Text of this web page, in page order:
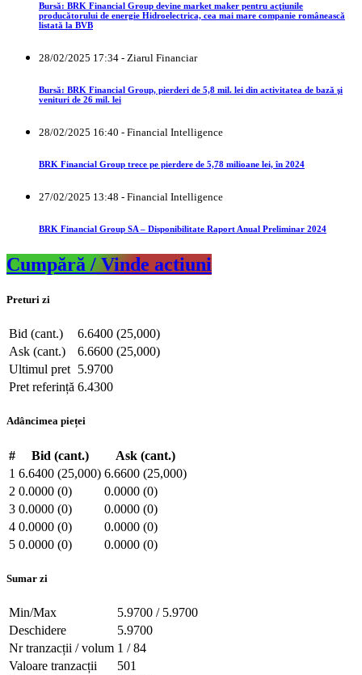
Bursă: BRK Financial Group devine market maker pentru acţiunile
producătorului de energie Hidroelectrica, cea mai mare companie românească
listată la BVB
28/02/2025 17:34 - Ziarul Financiar
Bursă: BRK Financial Group, pierderi de 5,8 mil. lei din activitatea de bază şi
venituri de 26 mil. lei
28/02/2025 16:40 - Financial Intelligence
BRK Financial Group trece pe pierdere de 5,78 milioane lei, în 2024
27/02/2025 13:48 - Financial Intelligence
BRK Financial Group SA – Disponibilitate Raport Anual Preliminar 2024
Cumpără / Vinde actiuni
Preturi zi
Bid (cant.)
6.6400 (25,000)
Ask (cant.)
6.6600 (25,000)
Ultimul pret 5.9700
Pret referință 6.4300
Adâncimea pieței
# Bid (cant.)
Ask (cant.)
1 6.6400 (25,000) 6.6600 (25,000)
2 0.0000 (0)
0.0000 (0)
3 0.0000 (0)
0.0000 (0)
4 0.0000 (0)
0.0000 (0)
5 0.0000 (0) 0.0000 (0)
Sumar zi
Min/Max
5.9700 / 5.9700
Deschidere
5.9700
Nr tranzacții / volum 1 / 84
Valoare tranzacții
501